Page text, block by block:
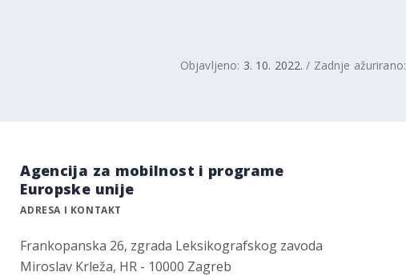
Objavljeno: 3. 10. 2022. / Zadnje ažurirano:
Agencija za mobilnost i programe
Europske unije
ADRESA I KONTAKT
Frankopanska 26, zgrada Leksikografskog zavoda
Miroslav Krleža, HR - 10000 Zagreb